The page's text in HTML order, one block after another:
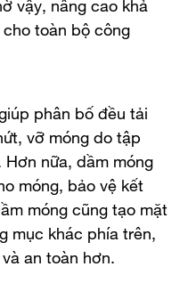
toàn bộ công
phân bố đều tải
vỡ móng do tập
nữa, dầm móng
móng, bảo vệ kết
móng cũng tạo mặt
mục khác phía trên,
an toàn hơn.